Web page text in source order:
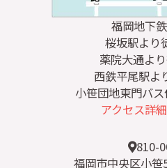
福岡地下
桜坂駅より
薬院大通よ
西鉄平尾駅よ
小笹団地東門バ
アクセス詳
810-
福岡市中央区小